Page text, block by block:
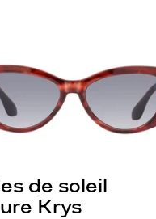
de soleil
Krys